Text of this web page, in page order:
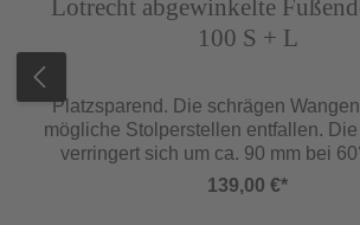
Sonderausstattungen (siehe ab
Podestvergrößerung Geländer
schräger Wangenenden
Türchen selbstschließend bei
Geländer
Lotrecht abgewinkelte
100 S + L
Platzsparend. Die schrägen
mögliche Stolperstellen entfallen.
verringert sich um ca. 90 mm bei
mm bei 45° Neigung. (Für 2 Stück
139,00 €*